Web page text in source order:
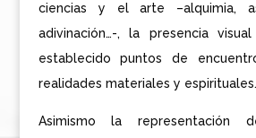
ciencias y el arte –alquimia,
adivinación…-, la presencia
establecido puntos de
realidades materiales y espirituales.
Asimismo la representación